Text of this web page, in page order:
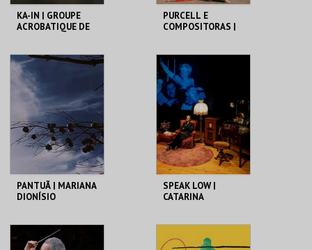
KA-IN | GROUPE
ACROBATIQUE DE
CCB
MAIS INFO
COMPRAR
PURCELL E
COMPOSITORAS |
CCB
MAIS INFO
COMPRAR
PANTUÃ | MARIANA
DIONÍSIO
SPEAK LOW |
CATARINA